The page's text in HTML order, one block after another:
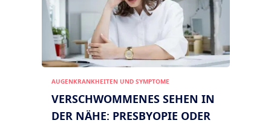
AUGENKRANKHEITEN UND SYMPTOME
VERSCHWOMMENES SEHEN IN
DER NÄHE: PRESBYOPIE ODER